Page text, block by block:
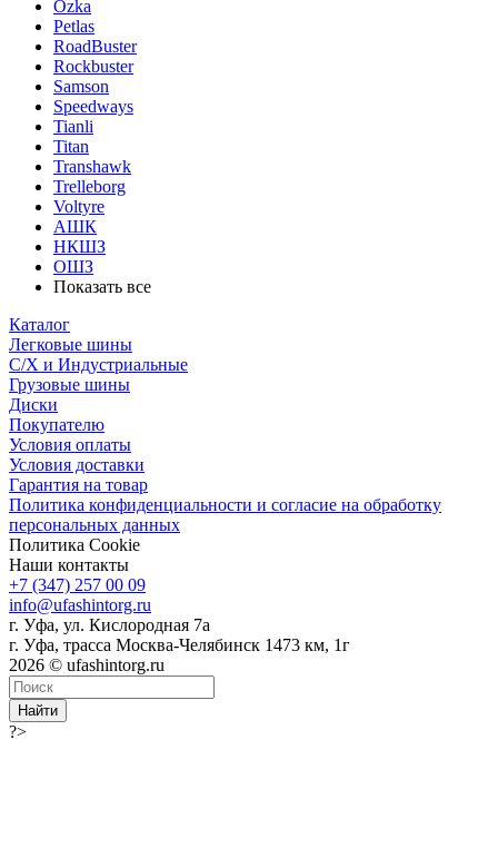
Ozka
Petlas
RoadBuster
Rockbuster
Samson
Speedways
Tianli
Titan
Transhawk
Trelleborg
Voltyre
АШК
НКШЗ
ОШЗ
Показать все
Каталог
Легковые шины
С/Х и Индустриальные
Грузовые шины
Диски
Покупателю
Условия оплаты
Условия доставки
Гарантия на товар
Политика конфиденциальности и согласие на обработку
персональных данных
Политика Cookie
Наши контакты
+7 (347) 257 00 09
info@ufashintorg.ru
г. Уфа, ул. Кислородная 7а
г. Уфа, трасса Москва-Челябинск 1473 км, 1г
2026 © ufashintorg.ru
Найти
?>